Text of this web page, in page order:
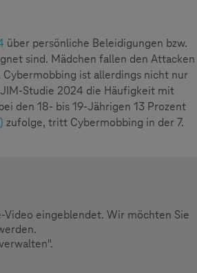
über persönliche Beleidigungen bzw.
sind. Mädchen fallen den Attacken
ist allerdings nicht nur
Studie 2024 die Häufigkeit mit
den 18- bis 19-Jährigen 13 Prozent
zufolge, tritt Cybermobbing in der 7.
Video eingeblendet. Wir möchten Sie